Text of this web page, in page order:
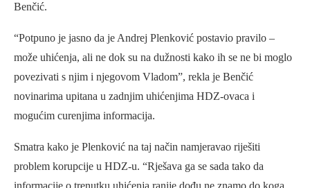
Benčić.
“Potpuno je jasno da je Andrej Plenković postavio pravilo –
može uhićenja, ali ne dok su na dužnosti kako ih se ne bi moglo
povezivati s njim i njegovom Vladom”, rekla je Benčić
novinarima upitana u zadnjim uhićenjima HDZ-ovaca i
mogućim curenjima informacija.
Smatra kako je Plenković na taj način namjeravao riješiti
problem korupcije u HDZ-u. “Rješava ga se sada tako da